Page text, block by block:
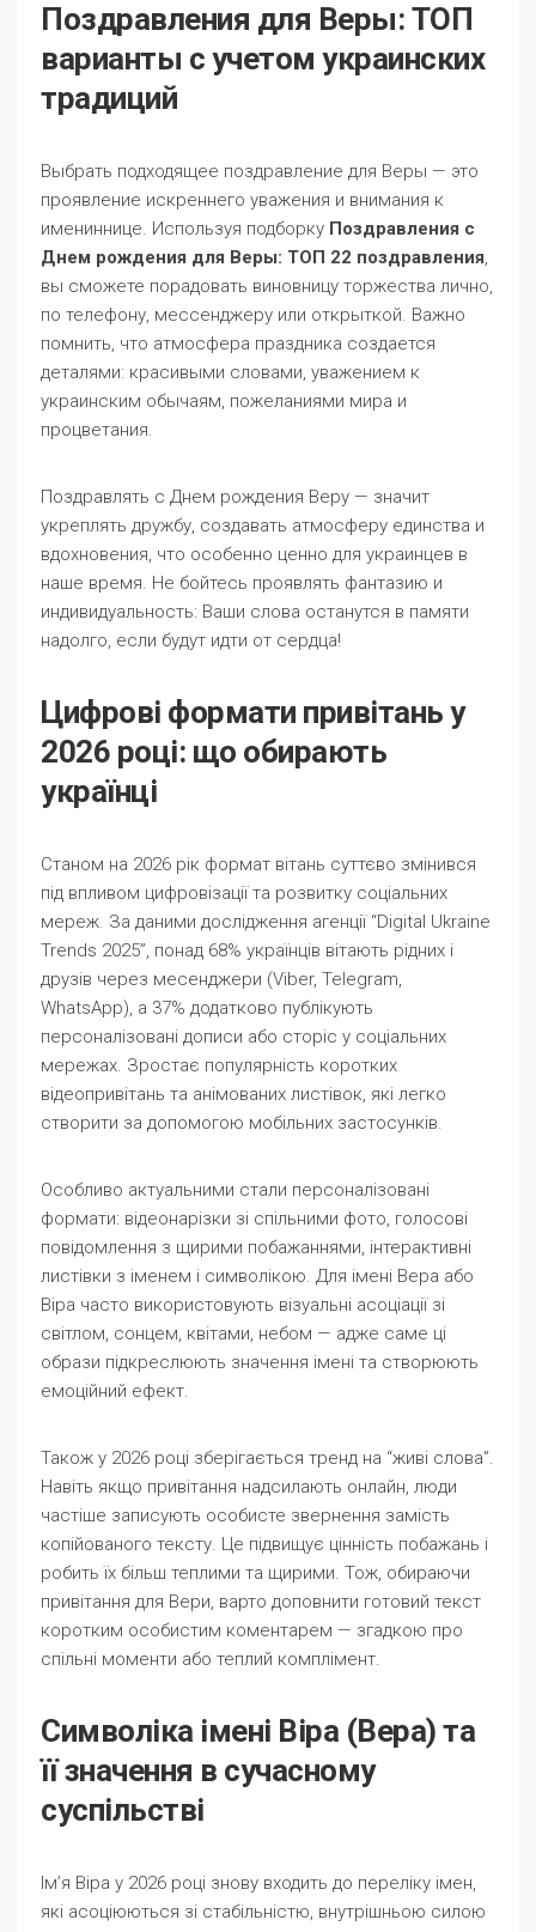
Поздравления для Веры: ТОП
варианты с учетом украинских
традиций
Выбрать подходящее поздравление для Веры — это
проявление искреннего уважения и внимания к
имениннице. Используя подборку Поздравления с
Днем рождения для Веры: ТОП 22 поздравления,
вы сможете порадовать виновницу торжества лично,
по телефону, мессенджеру или открыткой. Важно
помнить, что атмосфера праздника создается
деталями: красивыми словами, уважением к
украинским обычаям, пожеланиями мира и
процветания.
Поздравлять с Днем рождения Веру — значит
укреплять дружбу, создавать атмосферу единства и
вдохновения, что особенно ценно для украинцев в
наше время. Не бойтесь проявлять фантазию и
индивидуальность: Ваши слова останутся в памяти
надолго, если будут идти от сердца!
Цифрові формати привітань у
2026 році: що обирають
українці
Станом на 2026 рік формат вітань суттєво змінився
під впливом цифровізації та розвитку соціальних
мереж. За даними дослідження агенції “Digital Ukraine
Trends 2025”, понад 68% українців вітають рідних і
друзів через месенджери (Viber, Telegram,
WhatsApp), а 37% додатково публікують
персоналізовані дописи або сторіс у соціальних
мережах. Зростає популярність коротких
відеопривітань та анімованих листівок, які легко
створити за допомогою мобільних застосунків.
Особливо актуальними стали персоналізовані
формати: відеонарізки зі спільними фото, голосові
повідомлення з щирими побажаннями, інтерактивні
листівки з іменем і символікою. Для імені Вера або
Віра часто використовують візуальні асоціації зі
світлом, сонцем, квітами, небом — адже саме ці
образи підкреслюють значення імені та створюють
емоційний ефект.
Також у 2026 році зберігається тренд на “живі слова”.
Навіть якщо привітання надсилають онлайн, люди
частіше записують особисте звернення замість
копійованого тексту. Це підвищує цінність побажань і
робить їх більш теплими та щирими. Тож, обираючи
привітання для Вери, варто доповнити готовий текст
коротким особистим коментарем — згадкою про
спільні моменти або теплий комплімент.
Символіка імені Віра (Вера) та
її значення в сучасному
суспільстві
Ім’я Віра у 2026 році знову входить до переліку імен,
які асоціюються зі стабільністю, внутрішньою силою